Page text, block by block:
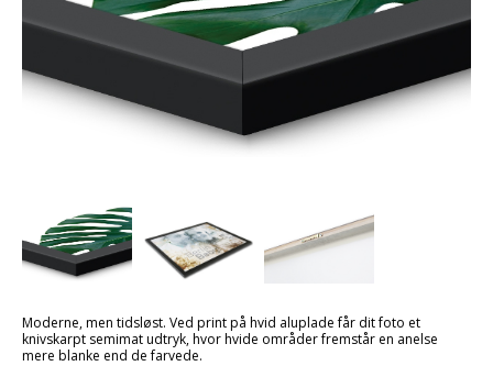
Moderne, men tidsløst. Ved print på hvid aluplade får dit foto et
knivskarpt semimat udtryk, hvor hvide områder fremstår en anelse
mere blanke end de farvede.